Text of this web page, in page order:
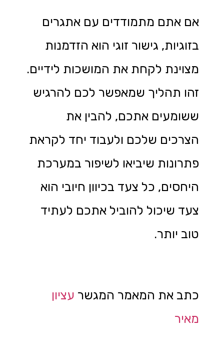
אם אתם מתמודדים עם אתגרים
בזוגיות, גישור זוגי הוא הזדמנות
מצוינת לקחת את המושכות לידיים.
זהו תהליך שמאפשר לכם להרגיש
ששומעים אתכם, להבין את
הצרכים שלכם ולעבוד יחד לקראת
פתרונות שיביאו לשיפור במערכת
היחסים, כל צעד בכיוון חיובי הוא
צעד שיכול להוביל אתכם לעתיד
טוב יותר.
כתב את המאמר המגשר עציון
מאיר